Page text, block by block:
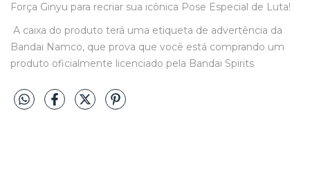
Força Ginyu para recriar sua icônica Pose Especial de Luta!
A caixa do produto terá uma etiqueta de advertência da
Bandai Namco, que prova que você está comprando um
produto oficialmente licenciado pela Bandai Spirits